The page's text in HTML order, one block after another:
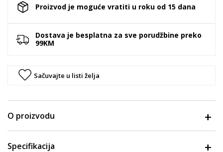
Proizvod je moguće vratiti u roku od 15 dana
Dostava je besplatna za sve porudžbine preko
99KM
Sačuvajte u listi želja
O proizvodu
Specifikacija